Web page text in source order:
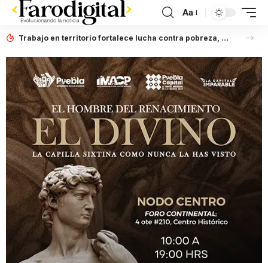
Aa
Trabajo en territorio fortalece lucha contra pobreza, afirma Laura Artemisa